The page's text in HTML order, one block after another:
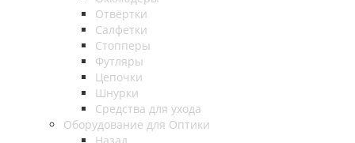
Отвёртки
Салфетки
Стопперы
Футляры
Цепочки
Шнурки
Средства для ухода
Оборудование для Оптики